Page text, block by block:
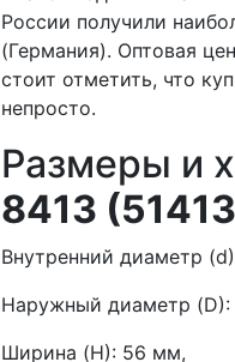
России получили
(Германия). Оптовая
стоит отметить, что
непросто.
Размеры и
8413
Внутренний диаметр
Наружный диаметр (D):
Ширина (H): 56 мм,